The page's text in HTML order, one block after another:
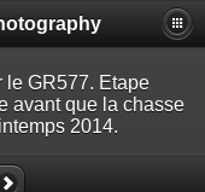
le GR577. Etape
avant que la chasse
2014.